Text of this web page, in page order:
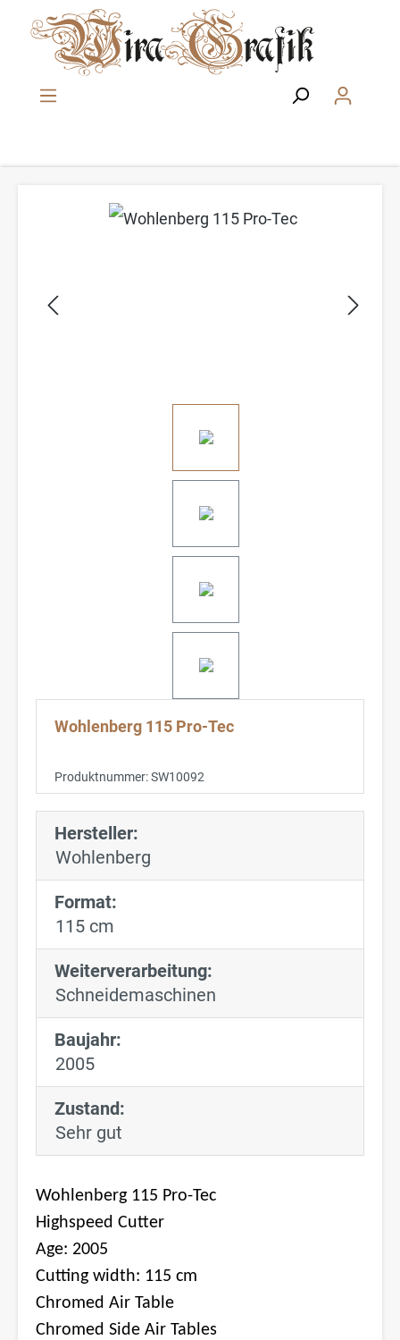
Zum Hauptinhalt springen
Bildergalerie überspringen
Wohlenberg 115 Pro-Tec
Produktnummer:SW10092
Hersteller:
Wohlenberg
Format:
115 cm
Weiterverarbeitung:
Schneidemaschinen
Baujahr:
2005
Zustand:
Sehr gut
Wohlenberg 115 Pro-Tec
Highspeed Cutter
Age: 2005
Cutting width: 115 cm
Chromed Air Table
Chromed Side Air Tables